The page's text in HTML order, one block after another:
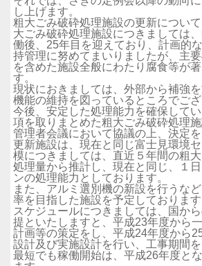
し上げます。
粗大ごみ破砕処理施設の更新につい
大ごみ破砕処理施設につきましては
働後、25年目を迎えており、計画的
持管理に努めてまいりましたが、主
を含めた施設全般にわたり腐食等が
す。
現状におきましては、外部から補強
機能の維持を図っているところでござ
今後、安定した処理能力を確保して
項を取りまとめた粗大ごみ破砕処理
管理者会議において協議の上、決定を
更新施設は、現在と同じ富士見環境
模につきましては、直近５年間の粗
処理量から推計し、現在と同じ、１
ンの処理能力としております。
また、アルミ選別機の新設を行うな
率を目指した施設を予定しております
スケジュールにつきましては、国か
提といたしますと、平成23年度から
計画等の策定をし、平成24年度から
設計及び実施設計を行い、工事期間を
最短でも稼働開始は、平成26年度と